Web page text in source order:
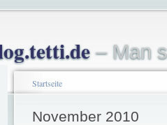
– Man
Startseite
November 2010